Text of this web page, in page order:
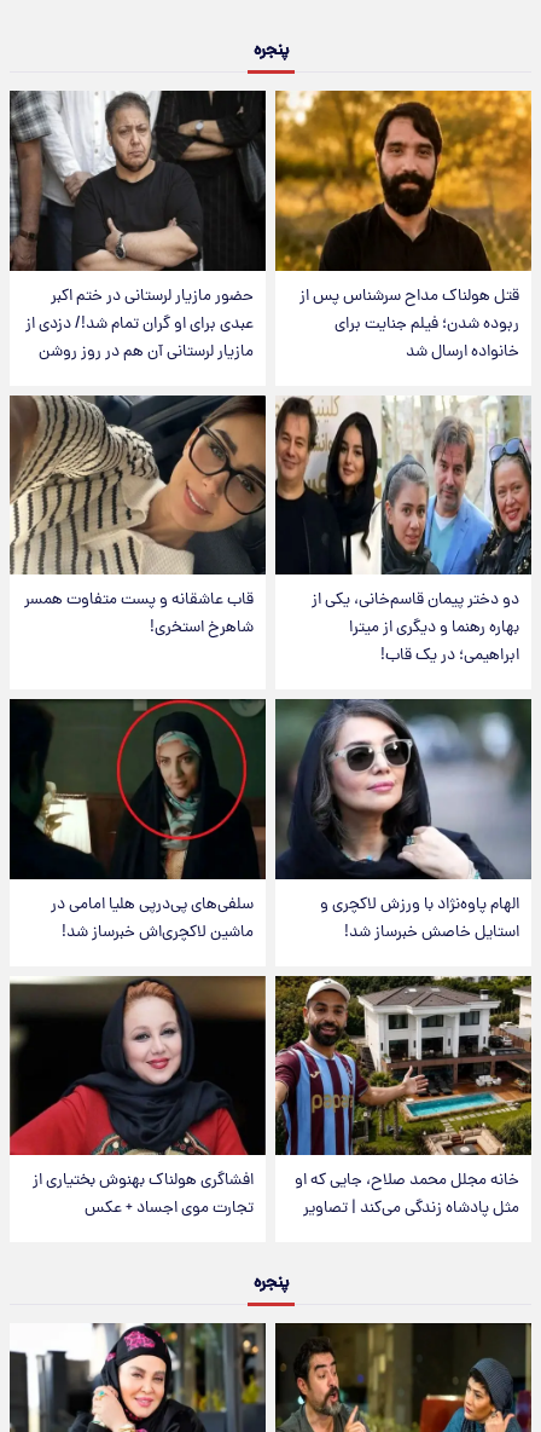
پنجره
قتل هولناک مداح سرشناس پس از
ربوده شدن؛ فیلم جنایت برای
خانواده ارسال شد
حضور مازیار لرستانی در ختم اکبر
عبدی برای او گران تمام شد!/ دزدی از
مازیار لرستانی آن هم در روز روشن
دو دختر پیمان قاسم‌خانی، یکی از
بهاره رهنما و دیگری از میترا
ابراهیمی؛ در یک قاب!
قاب عاشقانه و پست متفاوت همسر
شاهرخ استخری!
الهام پاوه‌نژاد با ورزش لاکچری و
استایل خاصش خبرساز شد!
سلفی‌های پی‌درپی هلیا امامی در
ماشین لاکچری‌اش خبرساز شد!
خانه مجلل محمد صلاح، جایی که او
مثل پادشاه زندگی می‌کند | تصاویر
افشاگری هولناک بهنوش بختیاری از
تجارت موی اجساد + عکس
پنجره